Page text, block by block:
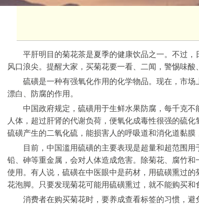
平肝明目的菊花茶是夏季的健康饮品之一。不过
风口浪尖。提醒大家，买菊花要一看、二闻，警惕味酸
硫磺是一种有强氧化作用的化学物品。现在，市
漂白、防腐的作用。
中国政府规定，硫磺用于生鲜水果防腐，每千克
人体，超过肝肾的代谢负荷，便氧化成毒性很强的硫
硫磺产生的二氧化硫，能损害人的呼吸道和消化道黏
目前，中国滥用硫磺的主要表现是超量和超范围
铅、砷等重金属，会对人体造成危害。除菊花、腐竹
使用。有人说，硫磺在中医眼中是药材，用硫磺熏过
花泡脚。只要发现菊花可能用硫磺熏过，就不能购买和
消费者在购买菊花时，要养成查看标签的习惯，